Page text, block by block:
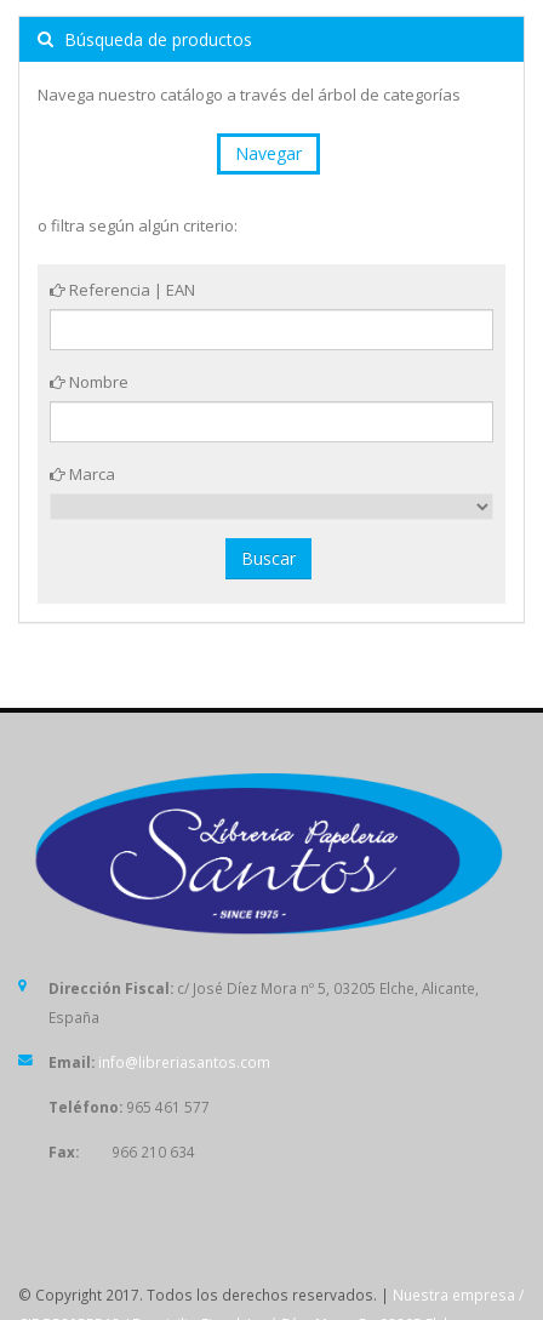
Búsqueda de productos
Navega nuestro catálogo a través del árbol de categorías
Navegar
o filtra según algún criterio:
Referencia | EAN
Nombre
Marca
Dirección Fiscal: c/ José Díez Mora nº 5, 03205 Elche, Alicante,
España
Email: info@libreriasantos.com
Teléfono: 965 461 577
Fax: 966 210 634
© Copyright 2017. Todos los derechos reservados. | Nuestra empresa /